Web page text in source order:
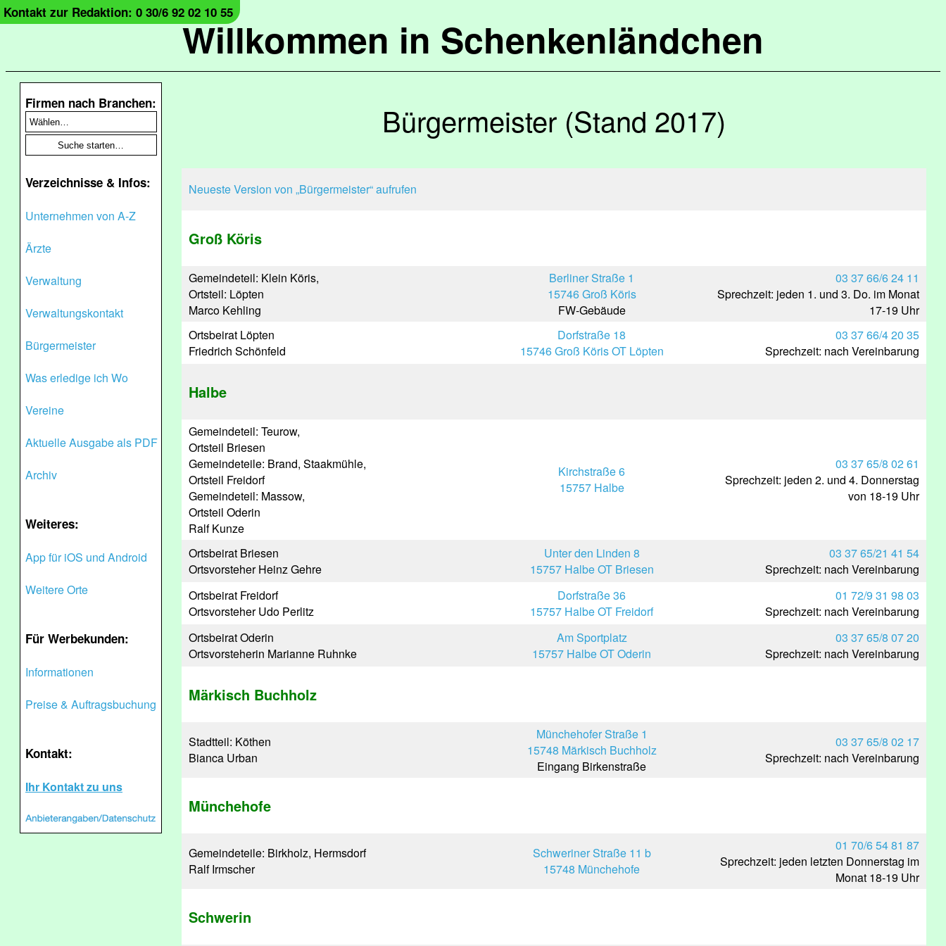
Willkommen in Schenkenländchen
Kontakt zur Redaktion: 0 30/6 92 02 10 55
Firmen nach Branchen:
Verzeichnisse & Infos:
Unternehmen von A-Z
Ärzte
Verwaltung
Verwaltungskontakt
Bürgermeister
Was erledige ich Wo
Vereine
Aktuelle Ausgabe als PDF
Archiv
Weiteres:
App für iOS und Android
Weitere Orte
Für Werbekunden:
Informationen
Preise & Auftragsbuchung
Kontakt:
Ihr Kontakt zu uns
Bürgermeister (Stand 2017)
Neueste Version von „Bürgermeister“ aufrufen
Groß Köris
Gemeindeteil: Klein Köris,
Ortsteil: Löpten
Marco Kehling
Berliner Straße 1
15746 Groß Köris
FW-Gebäude
03 37 66/6 24 11
Sprechzeit: jeden 1. und 3. Do. im Monat
17-19 Uhr
Ortsbeirat Löpten
Friedrich Schönfeld
Dorfstraße 18
15746 Groß Köris OT Löpten
03 37 66/4 20 35
Sprechzeit: nach Vereinbarung
Halbe
Gemeindeteil: Teurow,
Ortsteil Briesen
Gemeindeteile: Brand, Staakmühle,
Ortsteil Freidorf
Gemeindeteil: Massow,
Ortsteil Oderin
Ralf Kunze
Kirchstraße 6
15757 Halbe
03 37 65/8 02 61
Sprechzeit: jeden 2. und 4. Donnerstag
von 18-19 Uhr
Ortsbeirat Briesen
Ortsvorsteher Heinz Gehre
Unter den Linden 8
15757 Halbe OT Briesen
03 37 65/21 41 54
Sprechzeit: nach Vereinbarung
Ortsbeirat Freidorf
Ortsvorsteher Udo Perlitz
Dorfstraße 36
15757 Halbe OT Freidorf
01 72/9 31 98 03
Sprechzeit: nach Vereinbarung
Ortsbeirat Oderin
Ortsvorsteherin Marianne Ruhnke
Am Sportplatz
15757 Halbe OT Oderin
03 37 65/8 07 20
Sprechzeit: nach Vereinbarung
Märkisch Buchholz
Stadtteil: Köthen
Bianca Urban
Münchehofer Straße 1
15748 Märkisch Buchholz
Eingang Birkenstraße
03 37 65/8 02 17
Sprechzeit: nach Vereinbarung
Münchehofe
Gemeindeteile: Birkholz, Hermsdorf
Ralf Irmscher
Schweriner Straße 11 b
15748 Münchehofe
01 70/6 54 81 87
Sprechzeit: jeden letzten Donnerstag im
Monat 18-19 Uhr
Schwerin